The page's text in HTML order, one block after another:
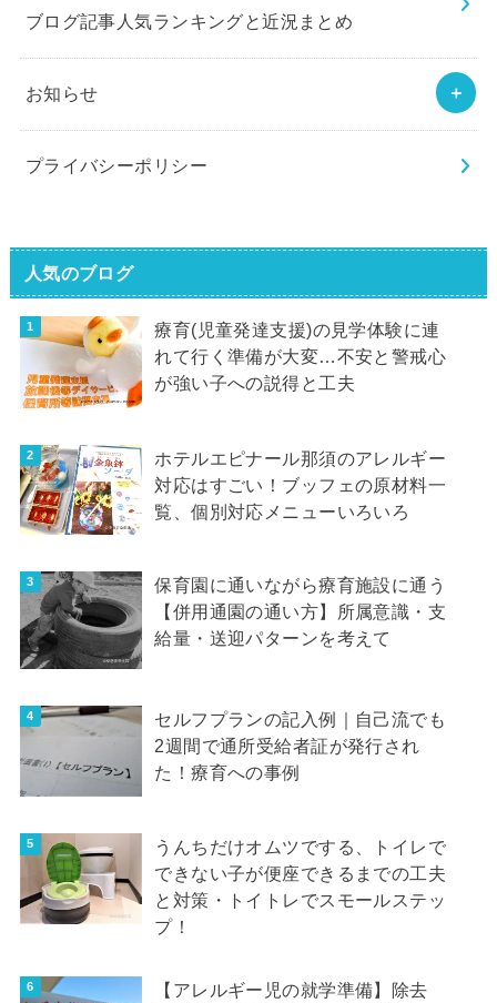
ブログ記事人気ランキングと近況まとめ
お知らせ
プライバシーポリシー
人気のブログ
療育(児童発達支援)の見学体験に連
れて行く準備が大変…不安と警戒心
が強い子への説得と工夫
ホテルエピナール那須のアレルギー
対応はすごい！ブッフェの原材料一
覧、個別対応メニューいろいろ
保育園に通いながら療育施設に通う
【併用通園の通い方】所属意識・支
給量・送迎パターンを考えて
セルフプランの記入例｜自己流でも
2週間で通所受給者証が発行され
た！療育への事例
うんちだけオムツでする、トイレで
できない子が便座できるまでの工夫
と対策・トイトレでスモールステッ
プ！
【アレルギー児の就学準備】除去